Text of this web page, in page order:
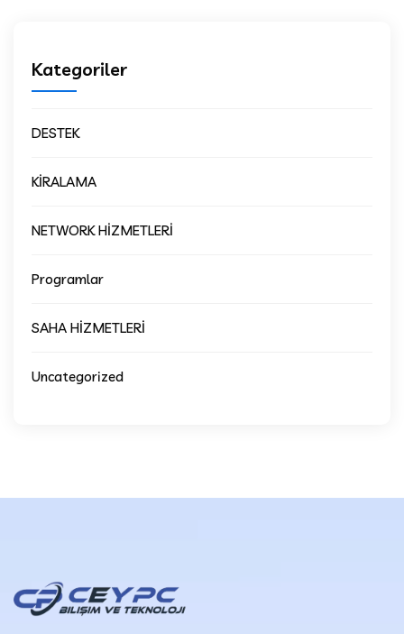
Kategoriler
DESTEK
KİRALAMA
NETWORK HİZMETLERİ
Programlar
SAHA HİZMETLERİ
Uncategorized